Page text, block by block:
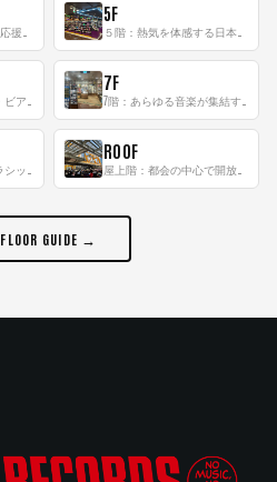
5F
7F
ROOF
FLOOR GUIDE →